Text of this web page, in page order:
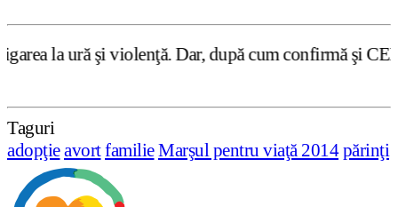
Dar, după cum confirmă şi CEDO în cazul
Taguri
adopţieavortfamilieMarşul pentru viaţă 2014 părinţi